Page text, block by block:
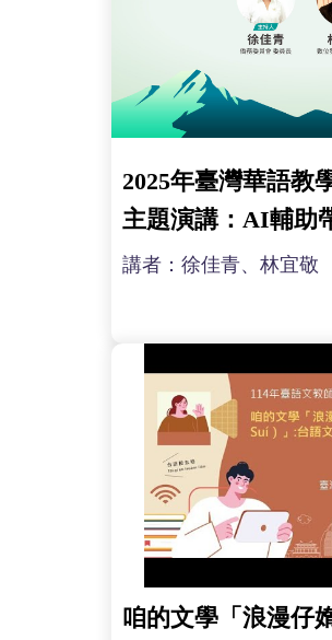
2025年臺灣華語教
主題演講：AI輔助
變
講者：徐佳青、林宜敬
咱的文學「浪漫仔